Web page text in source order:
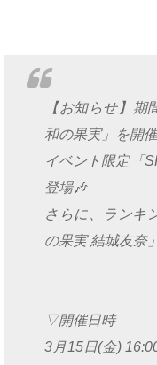
【お知らせ】
和の果実」を開
イベント限定「
登場🎶
さらに、ランキ
の果実 結城友奈
▽開催日時
3月15日(金)